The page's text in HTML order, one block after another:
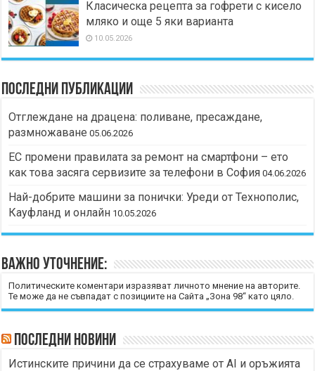
Класическа рецепта за гофрети с кисело
мляко и още 5 яки варианта
10.05.2026
Последни публикации
Отглеждане на драцена: поливане, пресаждане,
размножаване 05.06.2026
ЕС промени правилата за ремонт на смартфони – ето
как това засяга сервизите за телефони в София 04.06.2026
Най-добрите машини за понички: Уреди от Технополис,
Кауфланд и онлайн 10.05.2026
Важно уточнение:
Политическите коментари изразяват личното мнение на авторите.
Те може да не съвпадат с позициите на Сайта „Зона 98“ като цяло.
Последни новини
Истинските причини да се страхуваме от AI и оръжията